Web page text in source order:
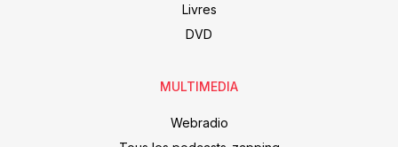
Livres
DVD
MULTIMEDIA
Webradio